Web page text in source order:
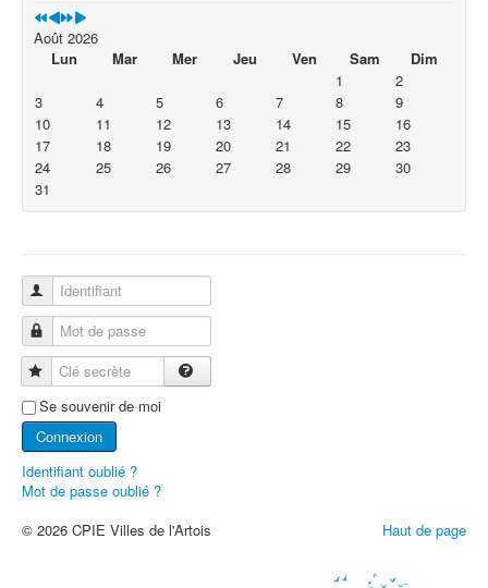
Août 2026
Lun
Mar Mer Jeu Ven Sam
Dim
1
2
3
4 5 6 7 8
9
10
11 12 13 14 15
16
17
18 19 20 21 22
23
24
25 26 27 28 29
30
31
Identifiant
Mot de passe
Clé secrète
Se souvenir de moi
Connexion
Identifiant oublié ?
Mot de passe oublié ?
Haut de page
© 2026 CPIE Villes de l'Artois